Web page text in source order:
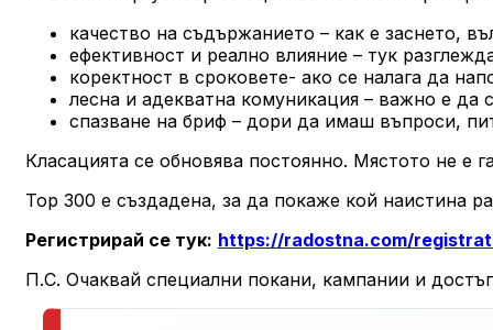
качество на съдържанието – как е заснето,
ефективност и реално влияние – тук
коректност в сроковете- ако се налага да
лесна и адекватна комуникация – важно е да
спазване на бриф – дори да имаш въпроси,
Класацията се обновява постоянно. Мястото не
Top 300 е създадена, за да покаже кой наистина
Регистрирай се тук: https://radostna.com/
П.С. Очаквай специални покани, кампании и